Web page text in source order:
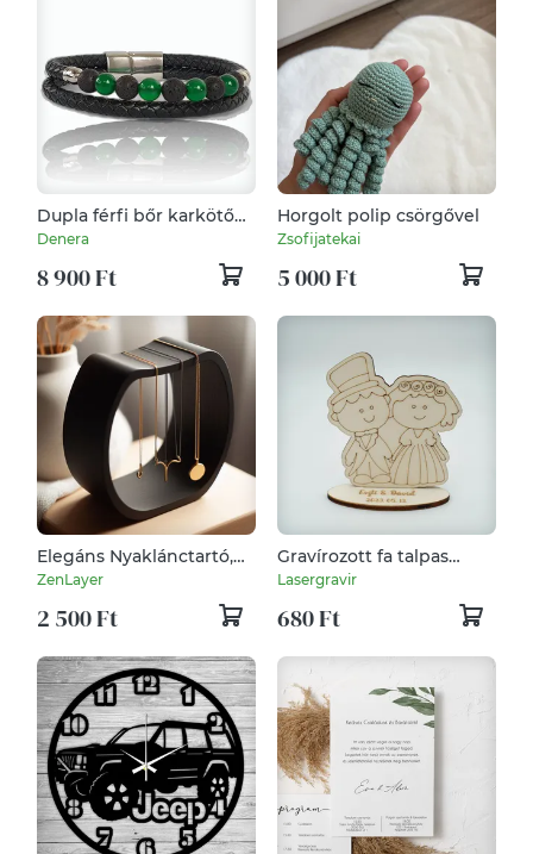
Dupla férfi bőr karkötő
zöld-fekete ásvánnyal
Denera
8 900 Ft
Horgolt polip csörgővel
Zsofijatekai
5 000 Ft
Elegáns Nyaklánctartó,
Ékszertartó – Ívelt Dizájn,
3D Nyomtatott
Ékszertartó Láncoknak,
Minimalista Ékszertároló
ZenLayer
2 500 Ft
Gravírozott fa talpas
köszönőajándék és
dekoráció egyben
Lasergravir
680 Ft